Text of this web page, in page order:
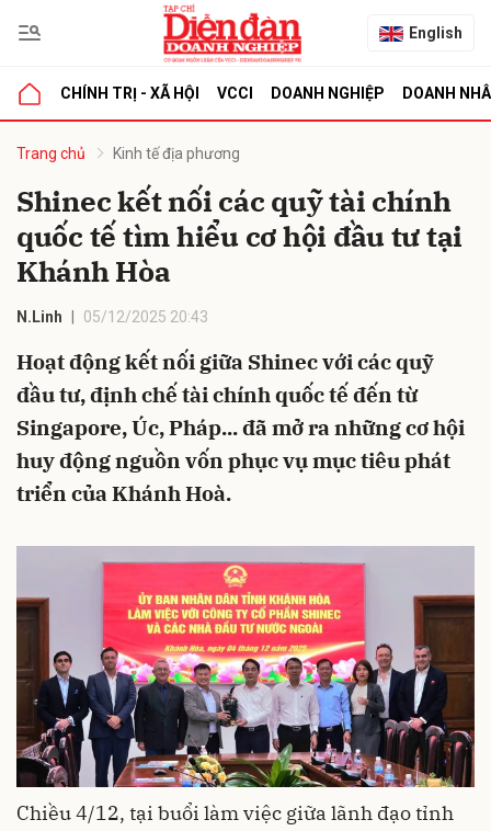
English
CHÍNH TRỊ - XÃ HỘI VCCI DOANH NGHIỆP DOANH
Trang chủ Kinh tế địa phương
Shinec kết nối các quỹ tài chính
quốc tế tìm hiểu cơ hội đầu tư tại
Khánh Hòa
N.Linh 05/12/2025 20:43
Hoạt động kết nối giữa Shinec với các quỹ
đầu tư, định chế tài chính quốc tế đến từ
Singapore, Úc, Pháp... đã mở ra những cơ hội
huy động nguồn vốn phục vụ mục tiêu phát
triển của Khánh Hoà.
Chiều 4/12, tại buổi làm việc giữa lãnh đạo tỉnh
luận
Hủy